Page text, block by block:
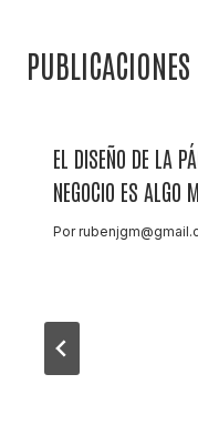
EL DISEÑO DE LA
NEGOCIO ES ALGO
Por